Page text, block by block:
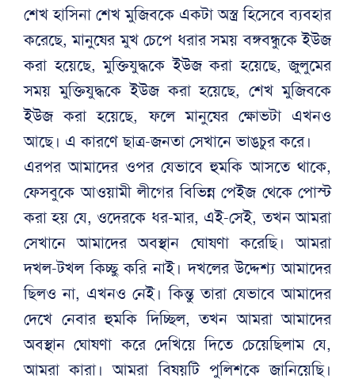
শেখ হাসিনা শেখ মুজিবকে একটা অস্ত্র হিসেবে ব্যবহার
করেছে, মানুষের মুখ চেপে ধরার সময় বঙ্গবন্ধুকে ইউজ
করা হয়েছে, মুক্তিযুদ্ধকে ইউজ করা হয়েছে, জুলুমের
সময় মুক্তিযুদ্ধকে ইউজ করা হয়েছে, শেখ মুজিবকে
ইউজ করা হয়েছে, ফলে মানুষের ক্ষোভটা এখনও
আছে। এ কারণে ছাত্র-জনতা সেখানে ভাঙচুর করে।
এরপর আমাদের ওপর যেভাবে হুমকি আসতে থাকে,
ফেসবুকে আওয়ামী লীগের বিভিন্ন পেইজ থেকে পোস্ট
করা হয় যে, ওদেরকে ধর-মার, এই-সেই, তখন আমরা
সেখানে আমাদের অবস্থান ঘোষণা করেছি। আমরা
দখল-টখল কিচ্ছু করি নাই। দখলের উদ্দেশ্য আমাদের
ছিলও না, এখনও নেই। কিন্তু তারা যেভাবে আমাদের
দেখে নেবার হুমকি দিচ্ছিল, তখন আমরা আমাদের
অবস্থান ঘোষণা করে দেখিয়ে দিতে চেয়েছিলাম যে,
আমরা কারা। আমরা বিষয়টি পুলিশকে জানিয়েছি।